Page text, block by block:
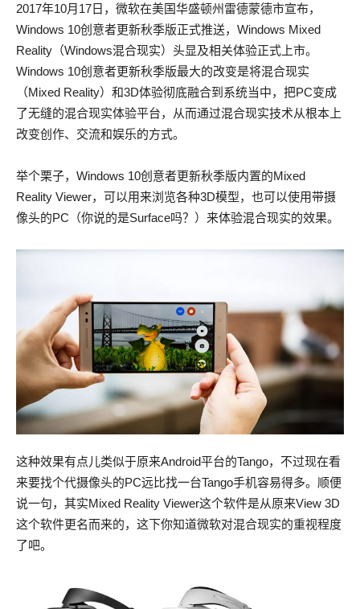
2017年10月17日，微软在美国华盛顿州雷德蒙德市宣布，
Windows 10创意者更新秋季版正式推送，Windows Mixed
Reality（Windows混合现实）头显及相关体验正式上市。
Windows 10创意者更新秋季版最大的改变是将混合现实
（Mixed Reality）和3D体验彻底融合到系统当中，把PC变成
了无缝的混合现实体验平台，从而通过混合现实技术从根本上
改变创作、交流和娱乐的方式。
举个栗子，Windows 10创意者更新秋季版内置的Mixed
Reality Viewer，可以用来浏览各种3D模型，也可以使用带摄
像头的PC（你说的是Surface吗？）来体验混合现实的效果。
这种效果有点儿类似于原来Android平台的Tango，不过现在看
来要找个代摄像头的PC远比找一台Tango手机容易得多。顺便
说一句，其实Mixed Reality Viewer这个软件是从原来View 3D
这个软件更名而来的，这下你知道微软对混合现实的重视程度
了吧。